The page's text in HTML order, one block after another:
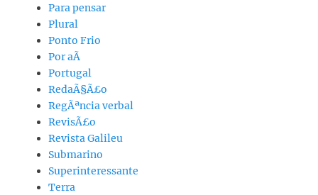
Para pensar
Plural
Ponto Frio
Por aÃ­
Portugal
RedaÃ§Ã£o
RegÃªncia verbal
RevisÃ£o
Revista Galileu
Submarino
Superinteressante
Terra